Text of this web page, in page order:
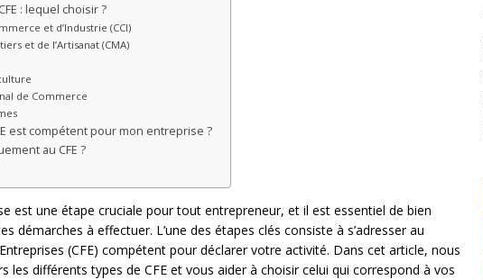
: lequel choisir ?
et d’Industrie (CCI)
et de l’Artisanat (CMA)
de Commerce
est compétent pour mon entreprise ?
au CFE ?
est une étape cruciale pour tout entrepreneur, et il est essentiel de bien
démarches à effectuer. L’une des étapes clés consiste à s’adresser au
(CFE) compétent pour déclarer votre activité. Dans cet article, nous
les différents types de CFE et vous aider à choisir celui qui correspond à vos